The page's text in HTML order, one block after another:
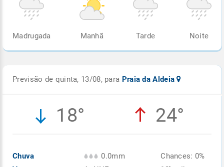
Madrugada Manhã Tarde Noite
Previsão de quinta, 13/08, para Praia da Aldeia
18° 24°
Chuva
0.0mm
Chances: 0%